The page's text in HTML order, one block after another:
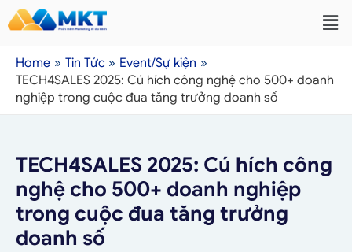
Home Tin Tức
Event/Sự kiện
TECH4SALES 2025: Cú hích công nghệ cho 500+ doanh
nghiệp trong cuộc đua tăng trưởng doanh số
TECH4SALES 2025: Cú hích công
nghệ cho 500+ doanh nghiệp
trong cuộc đua tăng trưởng
doanh số